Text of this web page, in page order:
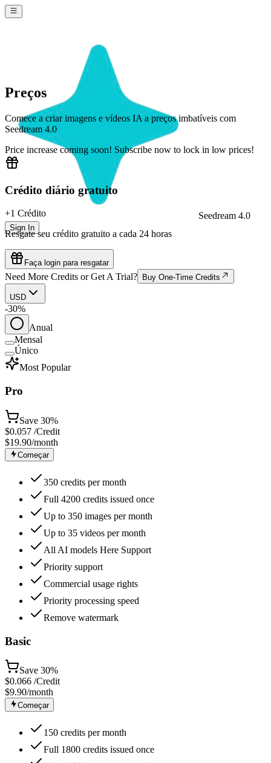
Seedream 4.0
Sign In
Preços
Comece a criar imagens e vídeos IA a preços imbatíveis com
Seedream 4.0
Price increase coming soon! Subscribe now to lock in low prices!
Crédito diário gratuito
+1 Crédito
Resgate seu crédito gratuito a cada 24 horas
Faça login para resgatar
Need More Credits or Get A Trial? Buy One-Time Credits
USD
-30%
Anual
Mensal
Único
Most Popular
Pro
Save 30%
$0.057 /Credit
$19.90/month
Começar
350 credits per month
Full 4200 credits issued once
Up to 350 images per month
Up to 35 videos per month
All AI models Here Support
Priority support
Commercial usage rights
Priority processing speed
Remove watermark
Basic
Save 30%
$0.066 /Credit
$9.90/month
Começar
150 credits per month
Full 1800 credits issued once